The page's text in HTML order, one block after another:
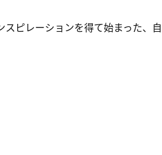
ピレーションを得て始まった、